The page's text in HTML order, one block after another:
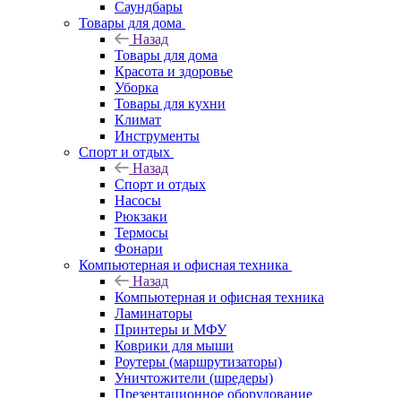
Саундбары
Товары для дома
Назад
Товары для дома
Красота и здоровье
Уборка
Товары для кухни
Климат
Инструменты
Спорт и отдых
Назад
Спорт и отдых
Насосы
Рюкзаки
Термосы
Фонари
Компьютерная и офисная техника
Назад
Компьютерная и офисная техника
Ламинаторы
Принтеры и МФУ
Коврики для мыши
Роутеры (маршрутизаторы)
Уничтожители (шредеры)
Презентационное оборудование